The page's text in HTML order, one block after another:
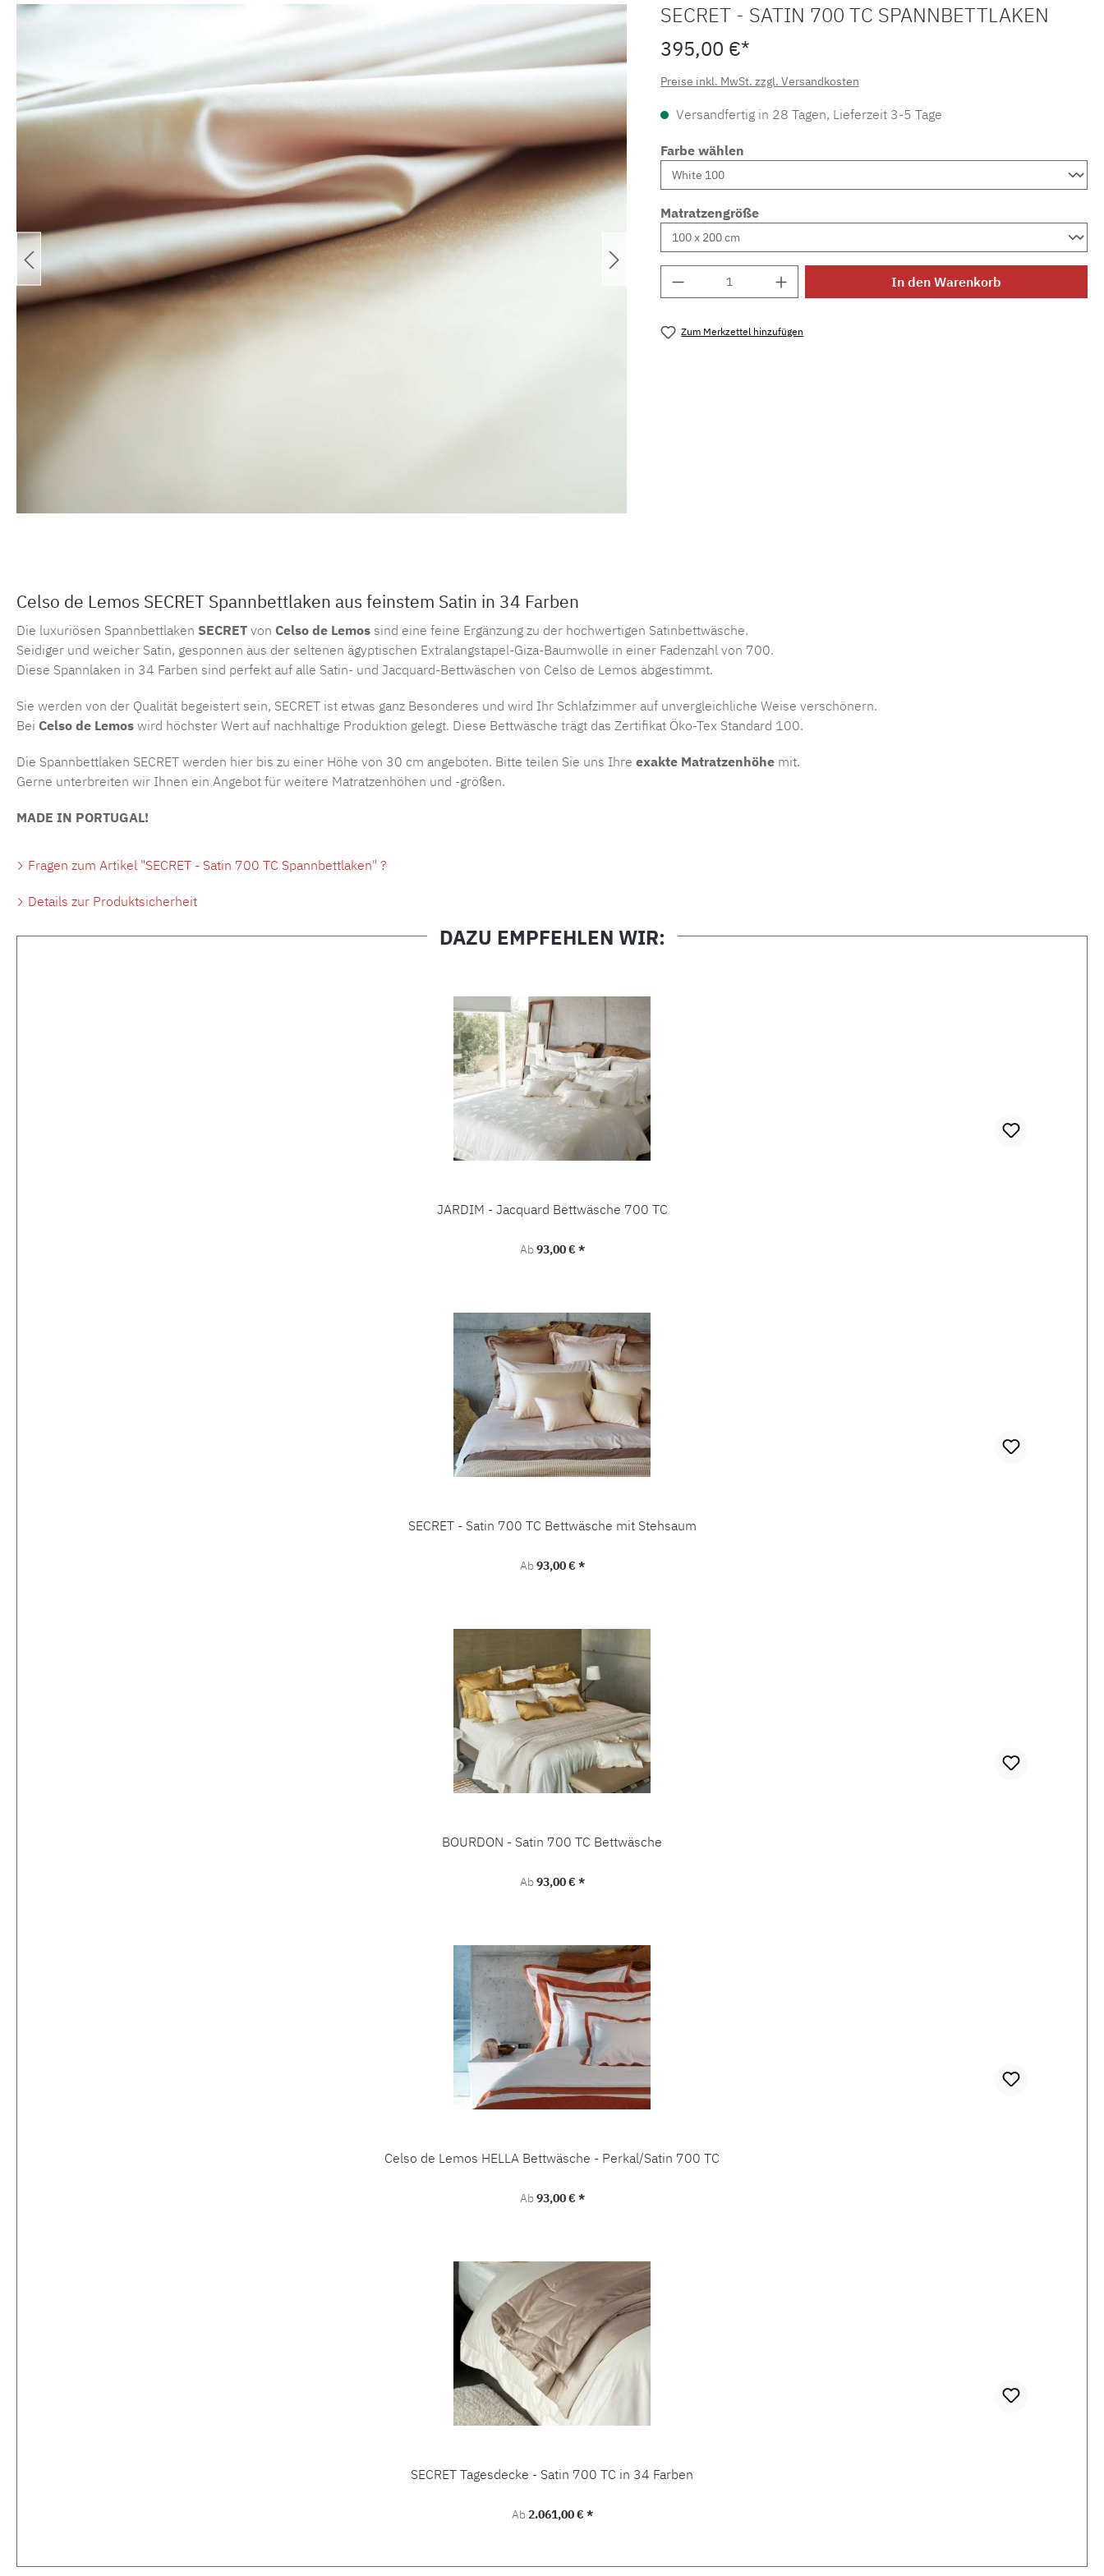
Bildergalerie überspringen
SECRET - SATIN 700 TC SPANNBETTLAKEN
395,00 €*
Preise inkl. MwSt. zzgl. Versandkosten
Versandfertig in 28 Tagen, Lieferzeit 3-5 Tage
Farbe wählen
Matratzengröße
Produkt Anzahl: Gib den gewünschten Wert ein
In den Warenkorb
Zum Merkzettel hinzufügen
Celso de Lemos SECRET Spannbettlaken aus feinstem Satin in 34 Farben
Die luxuriösen Spannbettlaken SECRET von Celso de Lemos sind eine feine Ergänzung zu der hochwertigen Satinbettwäsche.
Seidiger und weicher Satin, gesponnen aus der seltenen ägyptischen Extralangstapel-Giza-Baumwolle in einer Fadenzahl von 700.
Diese Spannlaken in 34 Farben sind perfekt auf alle Satin- und Jacquard-Bettwäschen von Celso de Lemos abgestimmt.
Sie werden von der Qualität begeistert sein, SECRET ist etwas ganz Besonderes und wird Ihr Schlafzimmer auf unvergleichliche Weise verschönern.
Bei Celso de Lemos wird höchster Wert auf nachhaltige Produktion gelegt. Diese Bettwäsche trägt das Zertifikat Öko-Tex Standard 100.
Die Spannbettlaken SECRET werden hier bis zu einer Höhe von 30 cm angeboten. Bitte teilen Sie uns Ihre exakte Matratzenhöhe mit.
Gerne unterbreiten wir Ihnen ein Angebot für weitere Matratzenhöhen und -größen.
MADE IN PORTUGAL!
Fragen zum Artikel "SECRET - Satin 700 TC Spannbettlaken" ?
Details zur Produktsicherheit
DAZU EMPFEHLEN WIR:
JARDIM - Jacquard Bettwäsche 700 TC
Regulärer Preis:
Ab93,00 € *
SECRET - Satin 700 TC Bettwäsche mit Stehsaum
Regulärer Preis:
Ab93,00 € *
BOURDON - Satin 700 TC Bettwäsche
Regulärer Preis:
Ab93,00 € *
Celso de Lemos HELLA Bettwäsche - Perkal/Satin 700 TC
Regulärer Preis:
Ab93,00 € *
SECRET Tagesdecke - Satin 700 TC in 34 Farben
Regulärer Preis:
Ab2.061,00 € *